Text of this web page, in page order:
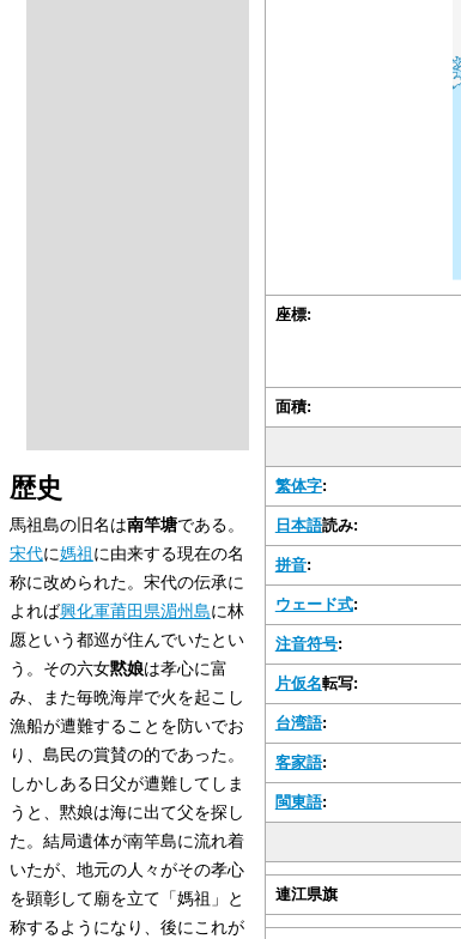
座標:
面積:
繁体字:
日本語読み:
拼音:
ウェード式:
注音符号:
片仮名転写:
台湾語:
客家語:
閩東語:
連江県旗
歴史
馬祖島の旧名は南竿塘である。
宋代に媽祖に由来する現在の名
称に改められた。宋代の伝承に
よれば興化軍莆田県湄州島に林
愿という都巡が住んでいたとい
う。その六女黙娘は孝心に富
み、また毎晩海岸で火を起こし
漁船が遭難することを防いでお
り、島民の賞賛の的であった。
しかしある日父が遭難してしま
うと、黙娘は海に出て父を探し
た。結局遺体が南竿島に流れ着
いたが、地元の人々がその孝心
を顕彰して廟を立て「媽祖」と
称するようになり、後にこれが